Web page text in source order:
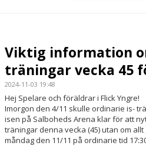
DOKUMENT
KONTAKT
Viktig information
träningar vecka 45
2024-11-03 19:48
Hej Spelare och föräldrar i Flick Yngre!
Imorgon den 4/11 skulle ordinarie is-
isen på Salboheds Arena klar för att
träningar denna vecka (45) utan om
måndag den 11/11 på ordinarie tid